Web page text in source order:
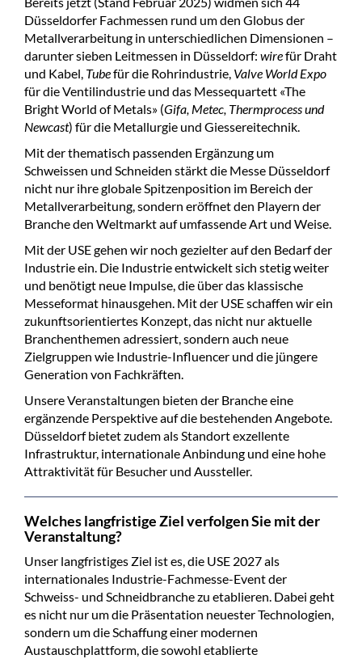
Düsseldorfer Fachmessen rund um den Globus der
Metallverarbeitung in unterschiedlichen Dimensionen –
darunter sieben Leitmessen in Düsseldorf: wirefür Draht
und Kabel, Tubefür die Rohrindustrie, Valve World Expo
für die Ventilindustrie und das Messequartett «The
Bright World of Metals» (Gifa, Metec, Thermprocess und
Newcast) für die Metallurgie und Giessereitechnik.
Mit der thematisch passenden Ergänzung um
Schweissen und Schneiden stärkt die Messe Düsseldorf
nicht nur ihre globale Spitzenposition im Bereich der
Metallverarbeitung, sondern eröffnet den Playern der
Branche den Weltmarkt auf umfassende Art und Weise.
Mit der USE gehen wir noch gezielter auf den Bedarf der
Industrie ein. Die Industrie entwickelt sich stetig weiter
und benötigt neue Impulse, die über das klassische
Messeformat hinausgehen. Mit der USE schaffen wir ein
zukunftsorientiertes Konzept, das nicht nur aktuelle
Branchenthemen adressiert, sondern auch neue
Zielgruppen wie Industrie-Influencer und die jüngere
Generation von Fachkräften.
Unsere Veranstaltungen bieten der Branche eine
ergänzende Perspektive auf die bestehenden Angebote.
Düsseldorf bietet zudem als Standort exzellente
Infrastruktur, internationale Anbindung und eine hohe
Attraktivität für Besucher und Aussteller.
Welches langfristige Ziel verfolgen Sie mit der
Veranstaltung?
Unser langfristiges Ziel ist es, die USE 2027 als
internationales Industrie-Fachmesse-Event der
Schweiss- und Schneidbranche zu etablieren. Dabei geht
es nicht nur um die Präsentation neuester Technologien,
sondern um die Schaffung einer modernen
Austauschplattform, die sowohl etablierte